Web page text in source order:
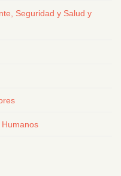
Seguridad y Salud y